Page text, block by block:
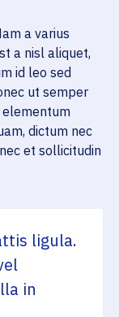
a varius
a nisl aliquet,
id leo sed
ut semper
dictum nec
et sollicitudin
ligula.
in